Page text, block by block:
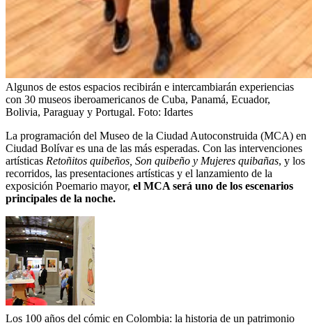
Algunos de estos espacios recibirán e intercambiarán experiencias
con 30 museos iberoamericanos de Cuba, Panamá, Ecuador,
Bolivia, Paraguay y Portugal. Foto: Idartes
La programación del Museo de la Ciudad Autoconstruida (MCA) en
Ciudad Bolívar es una de las más esperadas. Con las intervenciones
artísticas Retoñitos quibeños, Son quibeño y Mujeres quibañas, y los
recorridos, las presentaciones artísticas y el lanzamiento de la
exposición Poemario mayor, el MCA será uno de los escenarios
principales de la noche.
Los 100 años del cómic en Colombia: la historia de un patrimonio